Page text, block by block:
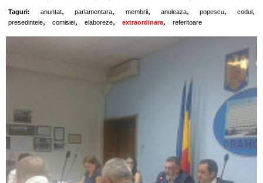
Taguri: anuntat, parlamentara, membrii, anuleaza, popescu, codul ,
presedintele, comisiei, elaboreze, extraordinara, referitoare